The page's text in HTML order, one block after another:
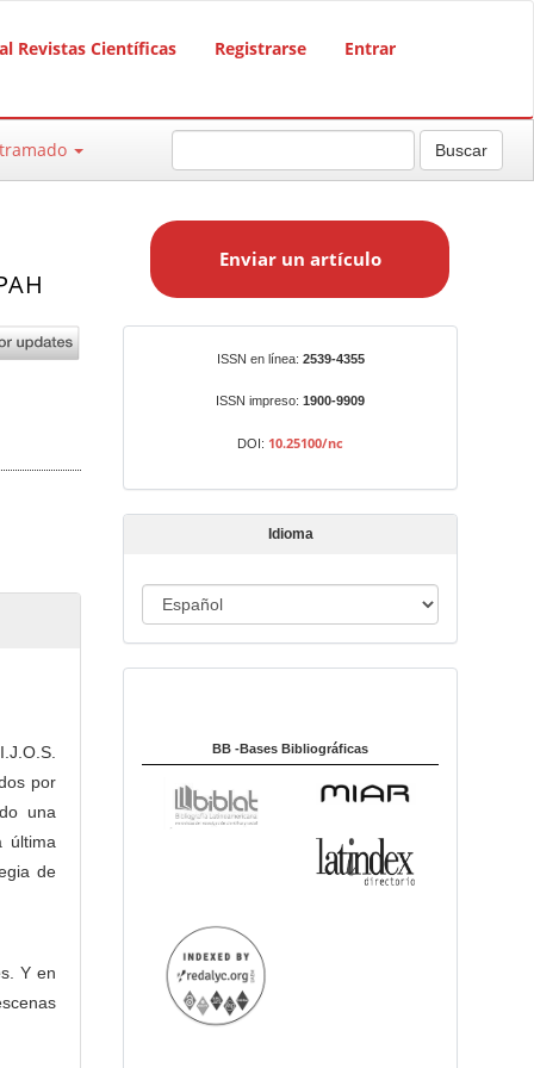
Revistas Científicas Registrarse Entrar
Buscar
por
una
última
de
Y en
a
t
í
o
Enviar un artículo
ISSN en línea: 2539-4355
ISSN impreso: 1900-9909
DOI: 10.25100/nc
Idioma
d
a
BB -Bases Bibliográficas